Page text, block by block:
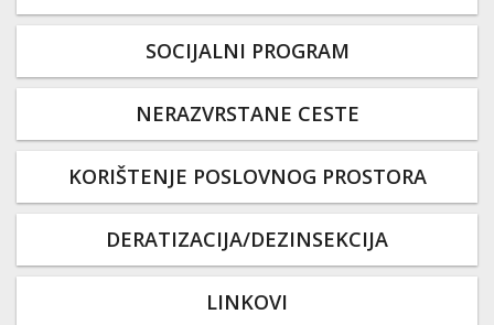
SOCIJALNI PROGRAM
NERAZVRSTANE CESTE
KORIŠTENJE POSLOVNOG PROSTORA
DERATIZACIJA/DEZINSEKCIJA
LINKOVI